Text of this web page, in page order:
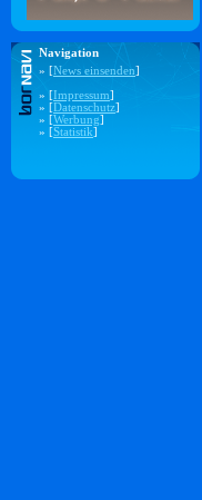
Navigation
» [News einsenden]
» [Impressum]
» [Datenschutz]
» [Werbung]
» [Statistik]